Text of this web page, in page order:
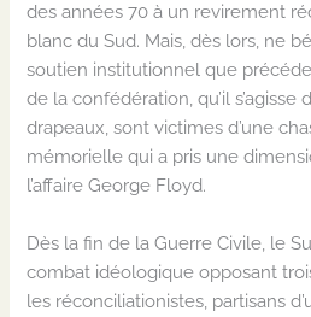
des années 70 à un revirement
blanc du Sud. Mais, dès lors, ne
soutien institutionnel que
de la confédération, qu’il s’agisse
drapeaux, sont victimes d’une
mémorielle qui a pris une
l’affaire George Floyd.
Dès la fin de la Guerre Civile, le
combat idéologique opposant
les réconciliationistes, partisans